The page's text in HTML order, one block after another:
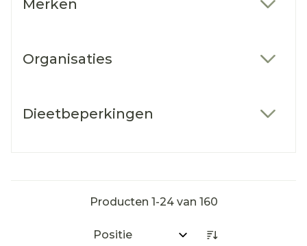
Merken
Organisaties
Dieetbeperkingen
Producten 1-24van 160
Sorteer op: